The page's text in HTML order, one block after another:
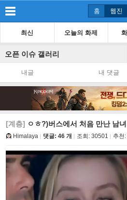
홈 웹진
최신 오늘의 화제
오픈 이슈 갤러리
내글 내 댓글
[계층] ㅇㅎ?)버스에서 처음 만난 남녀
Himalaya 댓글: 46 개 조회: 30501 추천: